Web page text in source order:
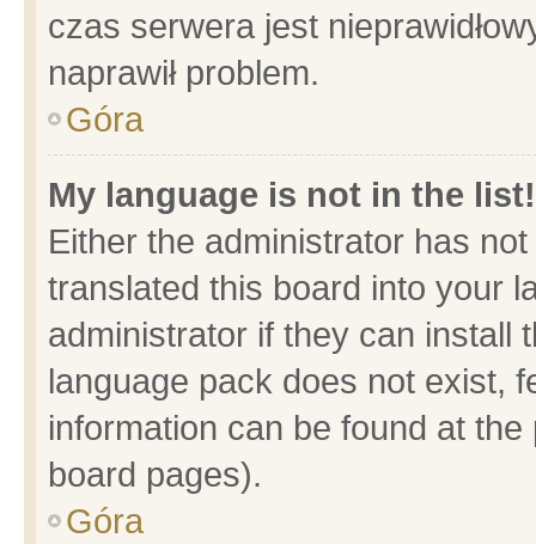
czas serwera jest
naprawił problem.
Góra
My language is not in the list!
Either the administrator has
translated this board into your
administrator if they can install
language pack does not exist,
information can be found at
board pages).
Góra